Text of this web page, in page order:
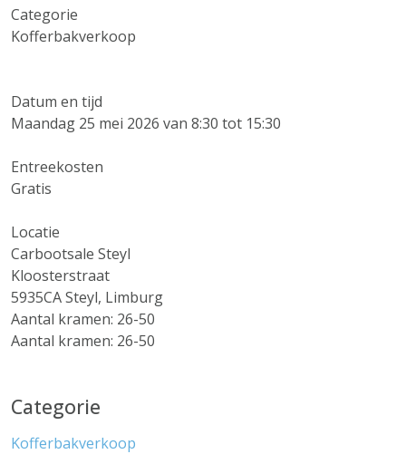
Categorie
Kofferbakverkoop
Datum en tijd
Maandag 25 mei 2026 van 8:30 tot 15:30
Entreekosten
Gratis
Locatie
Carbootsale Steyl
Kloosterstraat
5935CA Steyl, Limburg
Aantal kramen: 26-50
Aantal kramen: 26-50
Categorie
Kofferbakverkoop